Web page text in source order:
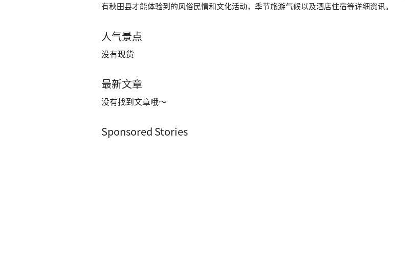
有秋田县才能体验到的风俗民情和文化活动，季节旅游气候以及酒店住宿等详细资讯。
人气景点
没有现货
最新文章
没有找到文章哦～
Sponsored Stories